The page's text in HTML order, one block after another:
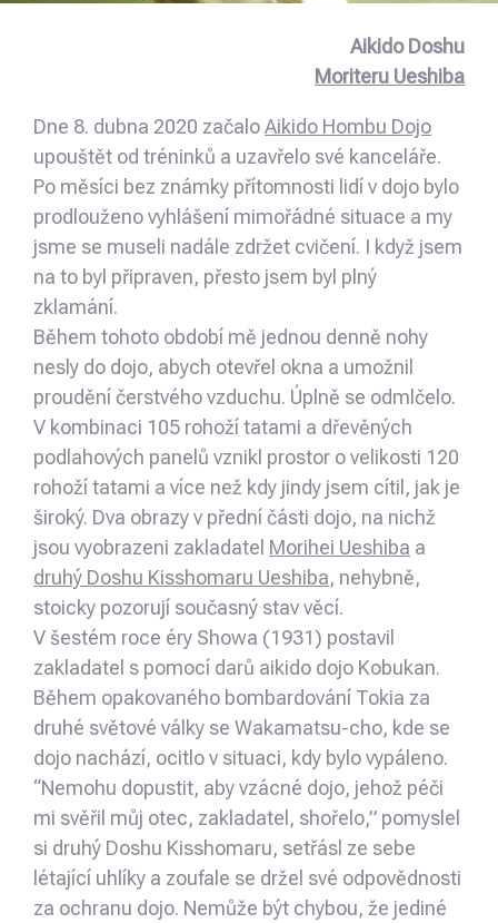
Aikido Doshu
Moriteru Ueshiba
Dne 8. dubna 2020 začaloAikido Hombu Dojo
upouštět od tréninků a uzavřelo své kanceláře.
Po měsíci bez známky přítomnosti lidí v dojo bylo
prodlouženo vyhlášení mimořádné situace a my
jsme se museli nadále zdržet cvičení. I když jsem
na to byl připraven, přesto jsem byl plný
zklamání.
Během tohoto období mě jednou denně nohy
nesly do dojo, abych otevřel okna a umožnil
proudění čerstvého vzduchu. Úplně se odmlčelo.
V kombinaci 105 rohoží tatami a dřevěných
podlahových panelů vznikl prostor o velikosti 120
rohoží tatami a více než kdy jindy jsem cítil, jak je
široký. Dva obrazy v přední části dojo, na nichž
jsou vyobrazeni zakladatel Morihei Ueshiba a
druhý Doshu Kisshomaru Ueshiba, nehybně,
stoicky pozorují současný stav věcí.
V šestém roce éry Showa (1931) postavil
zakladatel s pomocí darů aikido dojo Kobukan.
Během opakovaného bombardování Tokia za
druhé světové války se Wakamatsu-cho, kde se
dojo nachází, ocitlo v situaci, kdy bylo vypáleno.
“Nemohu dopustit, aby vzácné dojo, jehož péči
mi svěřil můj otec, zakladatel, shořelo,” pomyslel
si druhý Doshu Kisshomaru, setřásl ze sebe
létající uhlíky a zoufale se držel své odpovědnosti
za ochranu dojo. Nemůže být chybou, že jediné